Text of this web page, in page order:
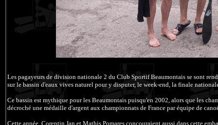
Les pagayeurs de division nationale 2 du Club Sportif Beaumontais se sont
sur le bassin d'eaux vives naturel pour y disputer, le week-end, la finale
Ce bassin est mythique pour les Beaumontais puisqu'en 2002, alors que les
décroché une médaille d'argent aux championnats de France par équipe de
Cette année, Corentin Jan et Mathis Pomares concouraient aussi dans cette